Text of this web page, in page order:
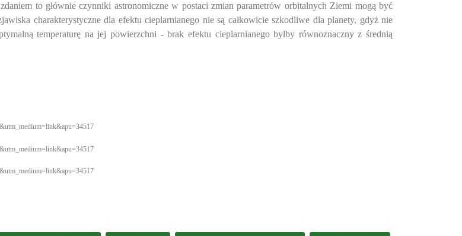
to głównie czynniki astronomiczne w postaci zmian parametrów orbitalnych Ziemi mogą być
charakterystyczne dla efektu cieplarnianego nie są całkowicie szkodliwe dla planety, gdyż nie
temperaturę na jej powierzchni - brak efektu cieplarnianego byłby równoznaczny z średnią